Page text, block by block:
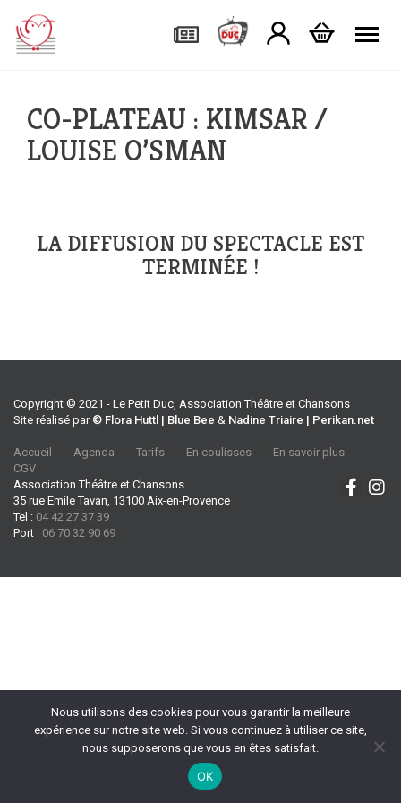
CO-PLATEAU : KIMSAR /
LOUISE O’SMAN
LA DIFFUSION DU SPECTACLE EST
TERMINÉE !
Copyright © 2021 - Le Petit Duc, Association Théâtre et Chansons
Site réalisé par © Flora Huttl | Blue Bee & Nadine Triaire | Perikan.net
Accueil Agenda Tarifs En coulisses
En savoir plus
CGV
Association Théâtre et Chansons
35 rue Emile Tavan, 13100 Aix-en-Provence
Tel : 04 42 27 37 39
Port : 06 70 32 90 69
Nous utilisons des cookies pour vous garantir la meilleure
expérience sur notre site web. Si vous continuez à utiliser ce site,
nous supposerons que vous en êtes satisfait.
OK